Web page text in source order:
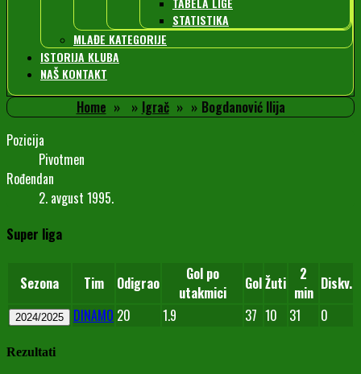
STATISTIKA
MLAĐE KATEGORIJE
ISTORIJA KLUBA
NAŠ KONTAKT
Home Igrač
Bogdanović Ilija
Pozicija
Pivotmen
Rođendan
2. avgust 1995.
Super liga
Sezona Tim Odigrao
Gol po
utakmici
GolŽuti
2
min Diskv.
2024/2025 DINAMO 20 1.9 37 10 31 0
Rezultati